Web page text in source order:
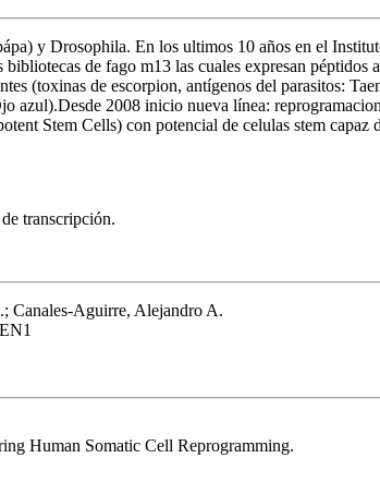
y Drosophila. En los ultimos 10 años en el
de fago m13 las cuales expresan péptidos
(toxinas de escorpion, antígenos del parasitos:
2008 inicio nueva línea:
Stem Cells) con potencial de celulas stem capaz
transcripción.
Canales-Aguirre, Alejandro A.
Human Somatic Cell Reprogramming.